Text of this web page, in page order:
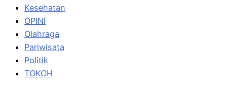
Kesehatan
OPINI
Olahraga
Pariwisata
Politik
TOKOH